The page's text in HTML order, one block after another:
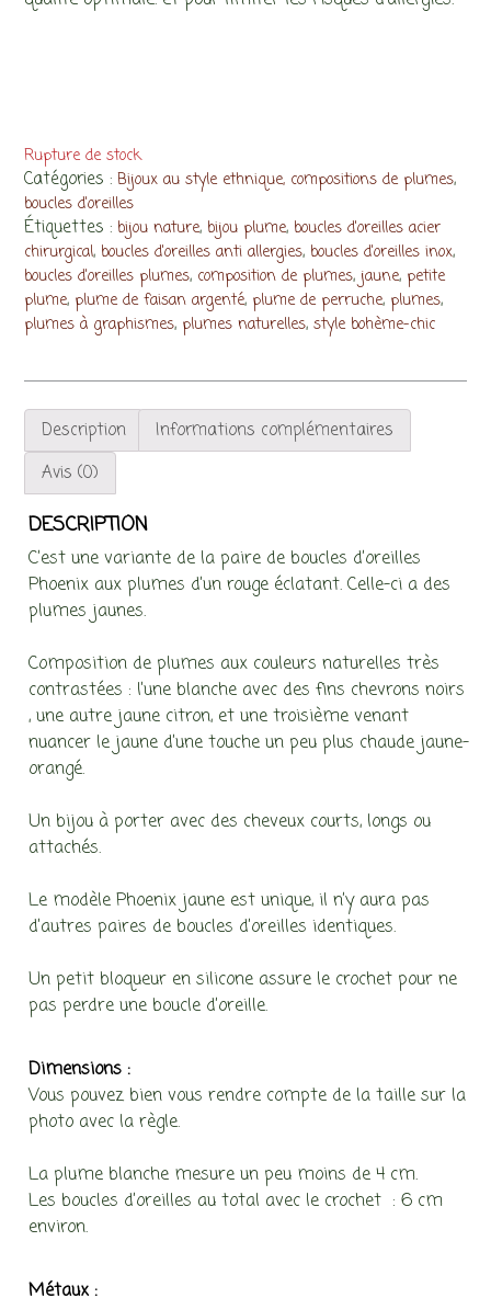
Rupture de stock
Catégories : Bijoux au style ethnique, compositions de plumes,
boucles d'oreilles
Étiquettes : bijou nature, bijou plume, boucles d'oreilles acier
chirurgical, boucles d'oreilles anti allergies, boucles d'oreilles inox,
boucles d'oreilles plumes, composition de plumes, jaune, petite
plume, plume de faisan argenté, plume de perruche, plumes,
plumes à graphismes, plumes naturelles, style bohème-chic
Description
Informations complémentaires
Avis (0)
DESCRIPTION
C’est une variante de la paire de boucles d’oreilles
Phoenix aux plumes d’un rouge éclatant. Celle-ci a des
plumes jaunes.
Composition de plumes aux couleurs naturelles très
contrastées : l’une blanche avec des fins chevrons noirs
, une autre jaune citron, et une troisième venant
nuancer le jaune d’une touche un peu plus chaude jaune-
orangé.
Un bijou à porter avec des cheveux courts, longs ou
attachés.
Le modèle Phoenix jaune est unique, il n’y aura pas
d’autres paires de boucles d’oreilles identiques.
Un petit bloqueur en silicone assure le crochet pour ne
pas perdre une boucle d’oreille.
Dimensions :
Vous pouvez bien vous rendre compte de la taille sur la
photo avec la règle.
La plume blanche mesure un peu moins de 4 cm.
Les boucles d’oreilles au total avec le crochet : 6 cm
environ.
Métaux :